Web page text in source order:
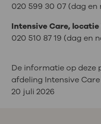
020 599 30 07 (dag
Intensive Care, locatie
020 510 87 19 (dag en
De informatie op deze
afdeling Intensive
20 juli 2026